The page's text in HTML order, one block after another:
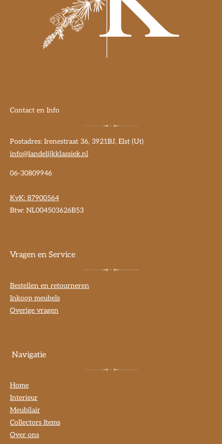
Contact en Info
Postadres: Irenestraat 36, 3921BJ, Elst (Ut)
info@landelijkklassiek.nl
06-30809946
KvK: 87900564
Btw: NL004503626B53
Vragen en Service
Bestellen en retourneren
Inkoop meubels
Overige vragen
Navigatie
Home
Interieur
Meubilair
Collectors Items
Over ons